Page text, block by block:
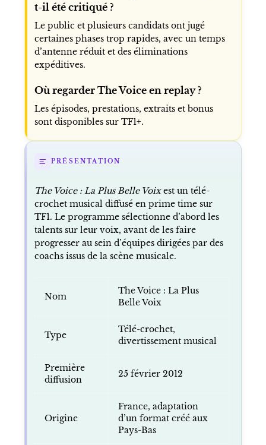
t-il été critiqué ?
Le public et plusieurs candidats ont jugé
certaines phases trop rapides, avec un temps
d’antenne réduit et des éliminations
expéditives.
Où regarder The Voice en replay ?
Les épisodes, prestations, extraits et bonus
sont disponibles sur TF1+.
PRÉSENTATION
The Voice : La Plus Belle Voixest un télé-
crochet musical diffusé en prime time sur
TF1. Le programme sélectionne d’abord les
talents sur leur voix, avant de les faire
progresser au sein d’équipes dirigées par des
coachs issus de la scène musicale.
Nom
The Voice : La Plus
Belle Voix
Type
Télé-crochet,
divertissement musical
Première
diffusion
25 février 2012
Origine
France, adaptation
d’un format créé aux
Pays-Bas